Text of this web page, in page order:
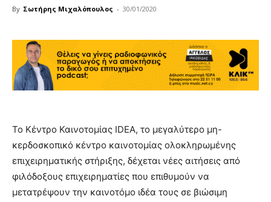
By Σωτήρης Μιχαλόπουλος - 30/01/2020
Το Κέντρο Καινοτομίας IDEA, το μεγαλύτερο μη-
κερδοσκοπικό κέντρο καινοτομίας ολοκληρωμένης
επιχειρηματικής στήριξης, δέχεται νέες αιτήσεις από
φιλόδοξους επιχειρηματίες που επιθυμούν να
μετατρέψουν την καινοτόμο ιδέα τους σε βιώσιμη